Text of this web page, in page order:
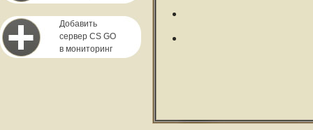
Добавить
сервер CS GO
в мониторинг